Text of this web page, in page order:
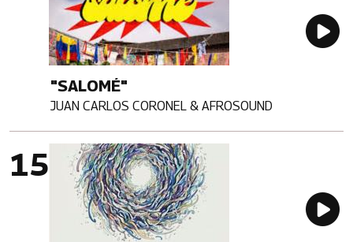
"SALOMÉ"
Artista
JUAN CARLOS CORONEL & AFROSOUND
Imagen portada